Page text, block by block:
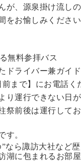
が、源泉掛け流し
をお愉しみください
無料参拝バス
ドライバー兼ガイ
まで】にお電話く
り運行できない日
祭前後は運行して
す。
”なら諏訪大社など
湖に包まれるお部